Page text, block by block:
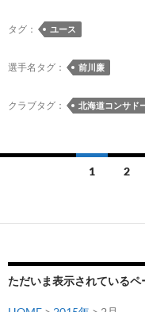
寛
選
と
廉
シ
タグ： ユース
選手名タグ： 前川廉
クラブタグ： 北海道コンサド
ナ
ゲ
1 2
ただいま表示されているペ